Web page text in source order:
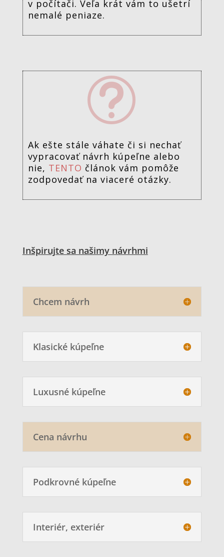
v počítači. Veľa krát vám to ušetrí
nemalé peniaze.
t
Ak ešte stále váhate či si nechať
vypracovať návrh kúpeľne alebo
nie, TENTO článok vám pomôže
zodpovedať na viaceré otázky.
Inšpirujte sa našimy návrhmi
Chcem návrh
Klasické kúpeľne
Luxusné kúpeľne
Cena návrhu
Podkrovné kúpeľne
Interiér, exteriér